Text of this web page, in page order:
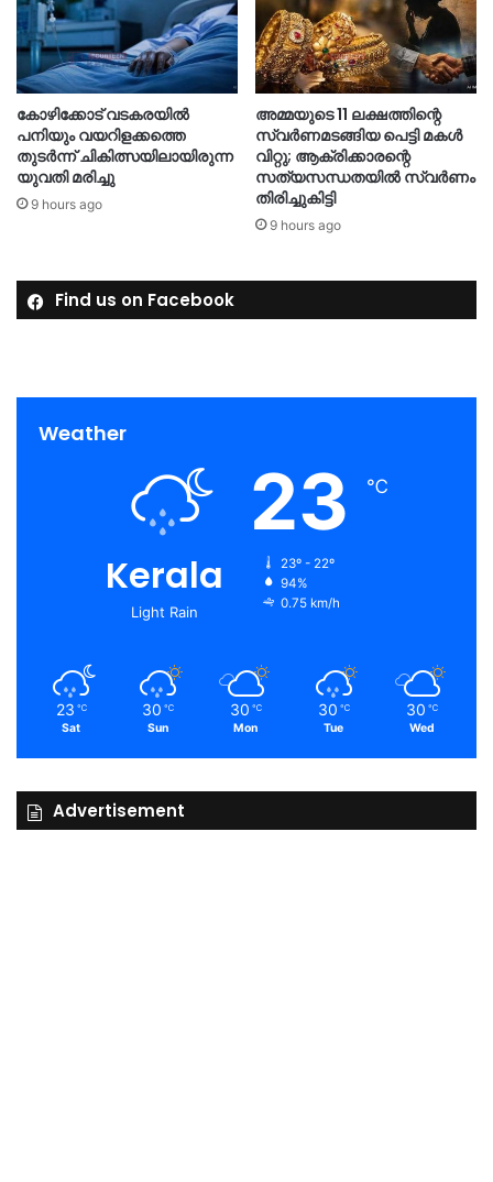
കോഴിക്കോട് വടകരയിൽ
പനിയും വയറിളക്കത്തെ
തുടർന്ന് ചികിത്സയിലായിരുന്ന
യുവതി മരിച്ചു
9 hours ago
അമ്മയുടെ 11 ലക്ഷത്തിന്റെ
സ്വർണമടങ്ങിയ പെട്ടി മകൾ
വിറ്റു; ആക്രിക്കാരന്റെ
സത്യസന്ധതയിൽ സ്വർണം
തിരിച്ചുകിട്ടി
9 hours ago
Find us on Facebook
Weather
Kerala
Light Rain
23 ℃
23º - 22º
94%
0.75 km/h
23 ℃
Sat
30 ℃
Sun
30 ℃
Mon
30 ℃
Tue
30 ℃
Wed
Advertisement